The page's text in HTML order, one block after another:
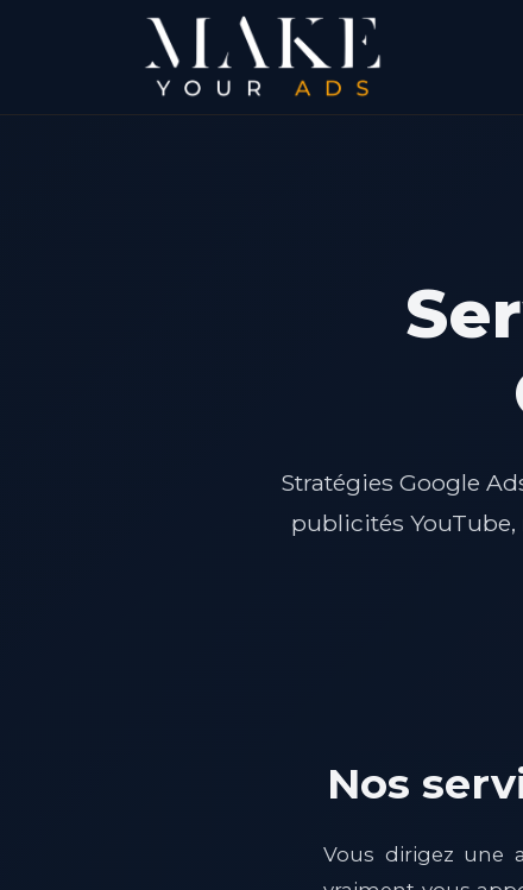
Stratégies Google
publicités
Nos
Vous dirigez une